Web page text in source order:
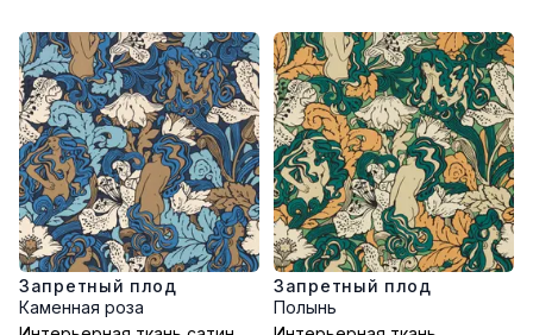
Запретный плод
Каменная роза
Запретный плод
Полынь